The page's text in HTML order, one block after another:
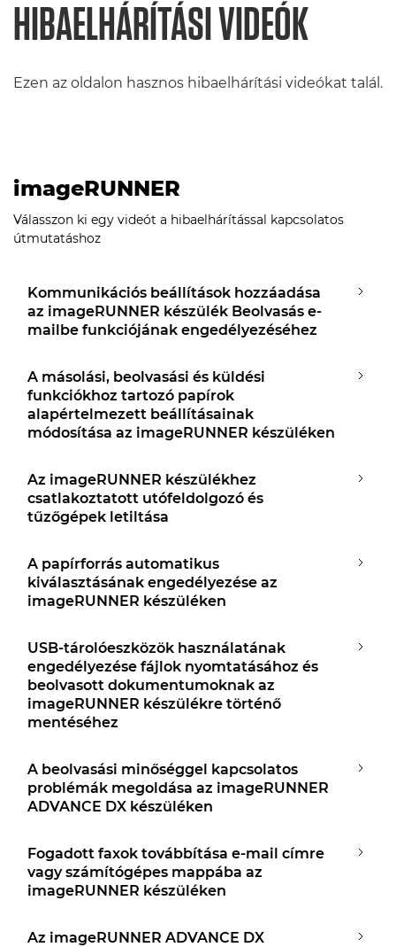
HIBAELHÁRÍTÁSI VIDEÓK
Ezen az oldalon hasznos hibaelhárítási videókat talál.
imageRUNNER
Válasszon ki egy videót a hibaelhárítással kapcsolatos
útmutatáshoz
Kommunikációs beállítások hozzáadása
az imageRUNNER készülék Beolvasás e-
mailbe funkciójának engedélyezéséhez
A másolási, beolvasási és küldési
funkciókhoz tartozó papírok
alapértelmezett beállításainak
módosítása az imageRUNNER készüléken
Az imageRUNNER készülékhez
csatlakoztatott utófeldolgozó és
tűzőgépek letiltása
A papírforrás automatikus
kiválasztásának engedélyezése az
imageRUNNER készüléken
USB-tárolóeszközök használatának
engedélyezése fájlok nyomtatásához és
beolvasott dokumentumoknak az
imageRUNNER készülékre történő
mentéséhez
A beolvasási minőséggel kapcsolatos
problémák megoldása az imageRUNNER
ADVANCE DX készüléken
Fogadott faxok továbbítása e-mail címre
vagy számítógépes mappába az
imageRUNNER készüléken
Az imageRUNNER ADVANCE DX